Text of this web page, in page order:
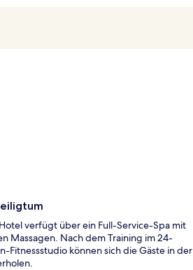
verfügt über ein Full-Service-Spa mit
Massagen. Nach dem Training im 24-
Fitnessstudio können sich die Gäste in der